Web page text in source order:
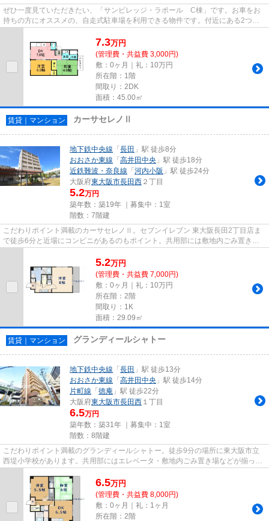
ぜひ一度見ていただきたい、「サンビレッジ・ラポール C棟」です。お車をお
持ちの方にオススメの、自走式駐車場を利用できる物件です。付近にある2つの
駅は、用途や行き先に応じて使...
7.3万円
(管理費・共益費 3,000円)
敷：0ヶ月｜礼：10万円
所在階：1階
間取り：2DK
面積：45.00㎡
賃貸｜マンション カーサセレノⅡ
地下鉄中央線 「長田 」駅 徒歩8分
おおさか東線 「高井田中央 」駅 徒歩18分
近鉄難波・奈良線 「河内小阪 」駅 徒歩24分
大阪府東大阪市長田西 ２丁目
5.2万円
築年数：築19年 ｜募集中： 1室
階数：7階建
こだわりポイント満載のカーサセレノⅡ。セブンイレブン 東大阪長田2丁目店ま
で徒歩6分と近場にコンビニがあるのもポイント。共用部には敷地内ごみ置き
場・エレベータなどが揃っており...
5.2万円
(管理費・共益費 7,000円)
敷：0ヶ月｜礼：10万円
所在階：2階
間取り：1K
面積：29.09㎡
賃貸｜マンション グランディールシャトー
地下鉄中央線 「長田 」駅 徒歩13分
おおさか東線 「高井田中央 」駅 徒歩14分
片町線 「徳庵 」駅 徒歩22分
大阪府東大阪市長田西 １丁目
6.5万円
築年数：築31年 ｜募集中： 1室
階数：8階建
こだわりポイント満載のグランディールシャトー。徒歩9分の場所に東大阪市立
西堤小学校があります。共用部にはエレベータ・敷地内ごみ置き場などが揃って
おります。徒歩13分で駅へのア...
6.5万円
(管理費・共益費 8,000円)
敷：0ヶ月｜礼：1ヶ月
所在階：2階